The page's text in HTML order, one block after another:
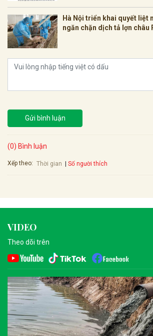
Hà Nội triển khai quyết liệt
ngăn chặn dịch tả lợn châu
Gửi bình luận
(0) Bình luận
Xếp theo: Thời gian Số người thích
VIDEO
Theo dõi trên